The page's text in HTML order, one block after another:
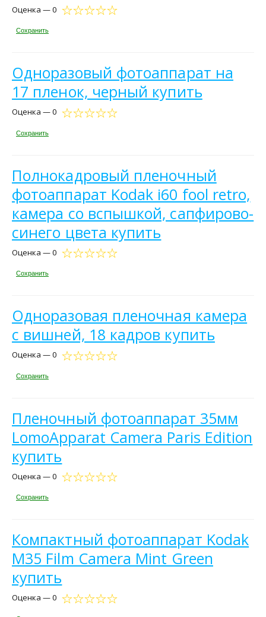
Оценка — 0
Сохранить
Одноразовый фотоаппарат на
17 пленок, черный купить
Оценка — 0
Сохранить
Полнокадровый пленочный
фотоаппарат Kodak i60 fool retro,
камера со вспышкой, сапфирово-
синего цвета купить
Оценка — 0
Сохранить
Одноразовая пленочная камера
с вишней, 18 кадров купить
Оценка — 0
Сохранить
Пленочный фотоаппарат 35мм
LomoApparat Camera Paris Edition
купить
Оценка — 0
Сохранить
Компактный фотоаппарат Kodak
M35 Film Camera Mint Green
купить
Оценка — 0